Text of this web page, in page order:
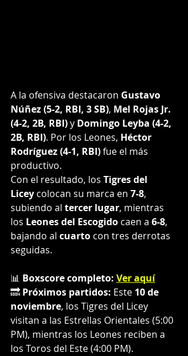
A la ofensiva destacaron Gustavo
Núñez (5-2, RBI, 3 SB), Mel Rojas Jr.
(4-2, 2B, RBI) y Domingo Leyba (4-2,
2B, RBI). Por los Leones, Héctor
Rodríguez (4-1, RBI) fue el más
productivo.
Con el resultado, los Tigres del
Licey colocan su marca en 7-8,
subiendo al tercer lugar, mientras
los Leones del Escogido caen a 6-8,
bajando al cuarto con tres derrotas
seguidas.
📊 Boxscore completo: Ver aquí
🔜 Próximos partidos: Este 10 de
noviembre, los Tigres del Licey
visitan a las Estrellas Orientales (5:00
PM), mientras los Leones reciben a
los Toros del Este (4:00 PM).